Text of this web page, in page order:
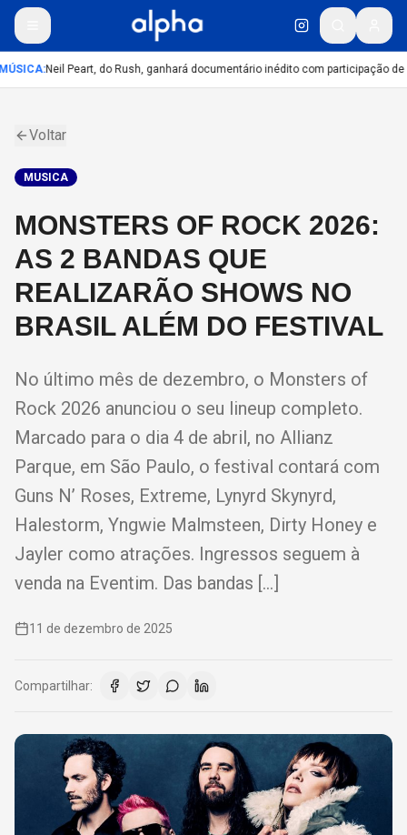
:Neil Peart, do Rush, ganhará documentário inédito com participação de
Voltar
MUSICA
MONSTERS OF ROCK 2026:
AS 2 BANDAS QUE
REALIZARÃO SHOWS NO
BRASIL ALÉM DO FESTIVAL
No último mês de dezembro, o Monsters of
Rock 2026 anunciou o seu lineup completo.
Marcado para o dia 4 de abril, no Allianz
Parque, em São Paulo, o festival contará com
Guns N’ Roses, Extreme, Lynyrd Skynyrd,
Halestorm, Yngwie Malmsteen, Dirty Honey e
Jayler como atrações. Ingressos seguem à
venda na Eventim. Das bandas […]
11 de dezembro de 2025
Compartilhar: